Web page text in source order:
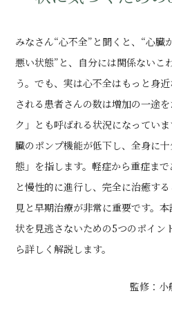
症状・治療ガイド
みなさん“心不全”と聞くと、“心臓
悪い状態”と、自分には関係ないこ
う。でも、実は心不全はもっと身
される患者さんの数は増加の一途
ク」とも呼ばれる状況になってい
臓のポンプ機能が低下し、全身に
態」を指します。軽症から重症ま
と慢性的に進行し、完全に治癒す
見と早期治療が非常に重要です。
状を見逃さないための5つのポイン
ら詳しく解説します。
監修：小